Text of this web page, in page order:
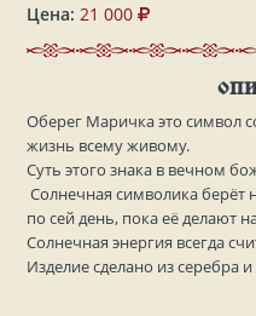
Цена: 21 000
Оберег Маричка это символ
жизнь всему живому.
Суть этого знака в вечном
Солнечная символика берёт
по сей день, пока её делают
Солнечная энергия всегда
Изделие сделано из серебра